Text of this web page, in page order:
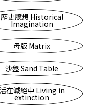
歷史臆想 Historical
Imagination
母版 Matrix
沙盤 Sand Table
活在滅絕中 Living in
extinction